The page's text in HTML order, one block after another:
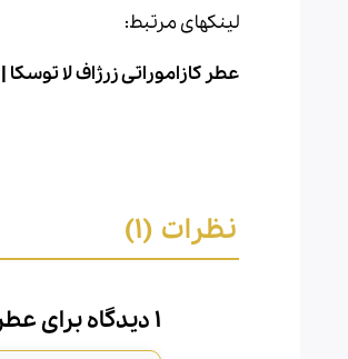
لینکهای مرتبط:
عطر کازاموراتی زرژاف لا توسکا |
نظرات (1)
1 دیدگاه برای